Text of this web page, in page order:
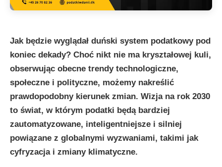
Jak będzie wyglądał duński system podatkowy pod
koniec dekady? Choć nikt nie ma kryształowej kuli,
obserwując obecne trendy technologiczne,
społeczne i polityczne, możemy nakreślić
prawdopodobny kierunek zmian. Wizja na rok 2030
to świat, w którym podatki będą bardziej
zautomatyzowane, inteligentniejsze i silniej
powiązane z globalnymi wyzwaniami, takimi jak
cyfryzacja i zmiany klimatyczne.